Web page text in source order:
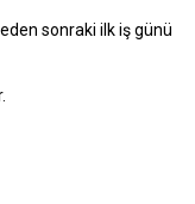
sonraki ilk iş günü